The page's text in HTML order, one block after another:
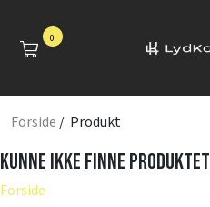
0
Forside / Produkt
Kunne ikke finne produktet
Forside